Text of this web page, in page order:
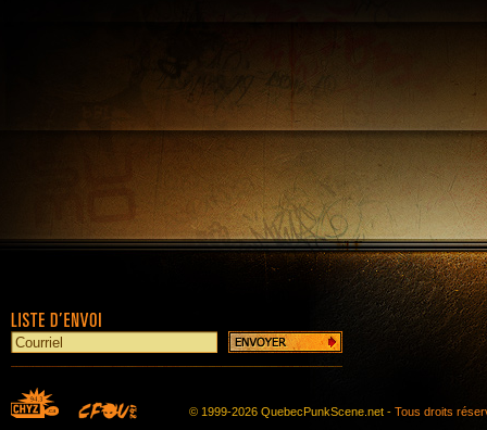
© 1999-2026 QuebecPunkScene.net - Tous droits